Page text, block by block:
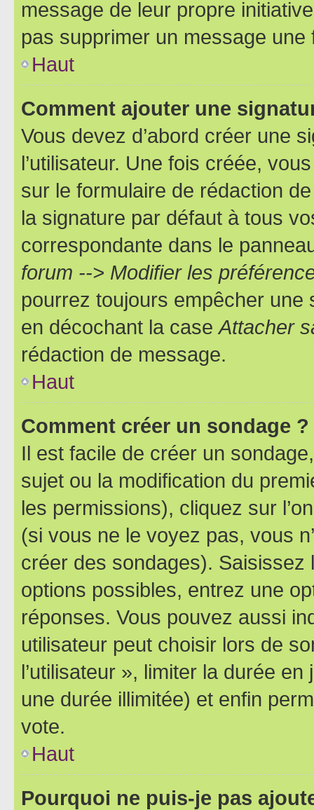
message de leur propre
pas supprimer un message une
Haut
Comment ajouter une
Vous devez d’abord créer une
l’utilisateur. Une fois créée,
sur le formulaire de rédaction
la signature par défaut à tous
correspondante dans le
forum --> Modifier les
pourrez toujours empêcher une
en décochant la caseAttacher
rédaction de message.
Haut
Comment créer un sondage ?
Il est facile de créer un
sujet ou la modification du
les permissions), cliquez sur
(si vous ne le voyez pas, vous
créer des sondages).
options possibles, entrez une
réponses. Vous pouvez aussi
utilisateur peut choisir lors de
l’utilisateur », limiter la durée
une durée illimitée) et enfin
vote.
Haut
Pourquoi ne puis-je pas